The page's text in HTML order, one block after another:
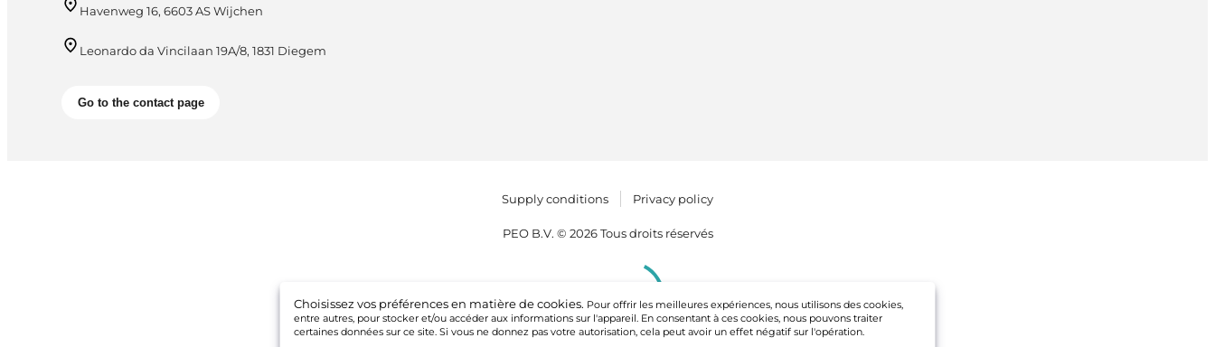
Havenweg 16, 6603 AS Wijchen
Leonardo da Vincilaan 19A/8, 1831 Diegem
Go to the contact page
Supply conditions Privacy policy
PEO B.V. © 2026 Tous droits réservés
Choisissez vos préférences en matière de cookies. Pour offrir les meilleures expériences, nous utilisons des cookies,
entre autres, pour stocker et/ou accéder aux informations sur l'appareil. En consentant à ces cookies, nous pouvons traiter
certaines données sur ce site. Si vous ne donnez pas votre autorisation, cela peut avoir un effet négatif sur l'opération.